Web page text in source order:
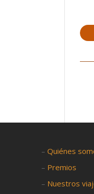
–Quiénes
– Premios
– Nuestros